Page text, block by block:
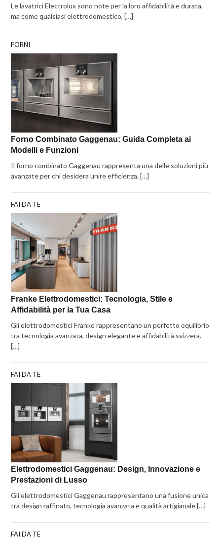
Le lavatrici Electrolux sono note per la loro affidabilità e durata,
ma come qualsiasi elettrodomestico, […]
FORNI
Forno Combinato Gaggenau: Guida Completa ai
Modelli e Funzioni
Il forno combinato Gaggenau rappresenta una delle soluzioni più
avanzate per chi desidera unire efficienza, […]
FAI DA TE
Franke Elettrodomestici: Tecnologia, Stile e
Affidabilità per la Tua Casa
Gli elettrodomestici Franke rappresentano un perfetto equilibrio
tra tecnologia avanzata, design elegante e affidabilità svizzera.
[…]
FAI DA TE
Elettrodomestici Gaggenau: Design, Innovazione e
Prestazioni di Lusso
Gli elettrodomestici Gaggenau rappresentano una fusione unica
tra design raffinato, tecnologia avanzata e qualità artigianale […]
FAI DA TE